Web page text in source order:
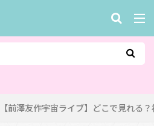
【前澤友作宇宙ライブ】どこで見れる